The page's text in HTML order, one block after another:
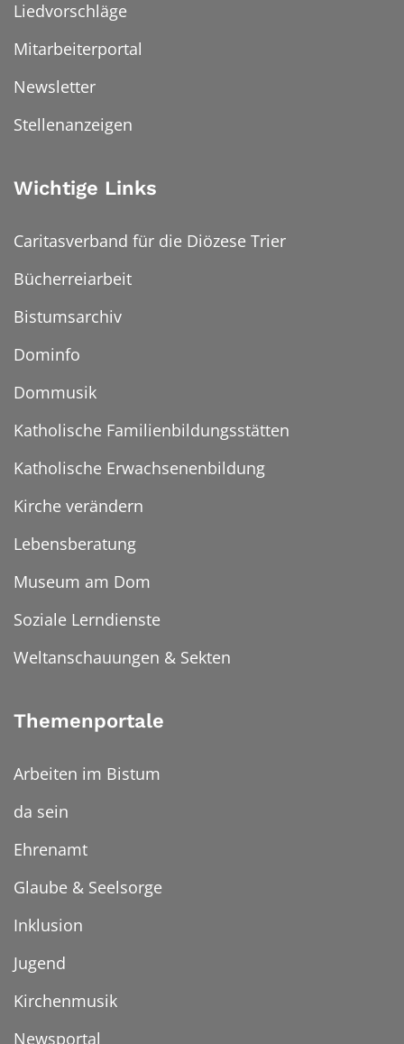
Liedvorschläge
Mitarbeiterportal
Newsletter
Stellenanzeigen
Wichtige Links
Caritasverband für die Diözese Trier
Bücherreiarbeit
Bistumsarchiv
Dominfo
Dommusik
Katholische Familienbildungsstätten
Katholische Erwachsenenbildung
Kirche verändern
Lebensberatung
Museum am Dom
Soziale Lerndienste
Weltanschauungen & Sekten
Themenportale
Arbeiten im Bistum
da sein
Ehrenamt
Glaube & Seelsorge
Inklusion
Jugend
Kirchenmusik
Newsportal